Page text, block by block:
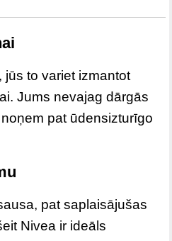
jūs to variet izmantot
Jums nevajag dārgās
pat ūdensizturīgo
pat saplaisājušas
Nivea ir ideāls